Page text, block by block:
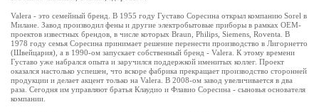
Valera - это семейный бренд. В 1955 году Густаво Соресина открыл компанию Sorel в
Милане. Завод производил фены и другие электробытовые приборы в рамках ОЕМ-
проектов известных брендов, в числе которых Braun, Philips, Siemens, Roventa. В
1978 году семья Соресина принимает решение перенести производство в Лигорнетто
(Швейцария), а в 1990-ом запускает собственный бренд - Valera. К этому времени
Густаво уже набрался опыта и заручился поддержкой именитых коллег. Проект
оказался настолько успешен, что вскоре фабрика прекращает производство сторонней
продукции и делает акцент только на Valera. В 2008-ом завод увеличивается в два
раза. Сегодня им управляют братья Клаудио и Флавио Соресина - сыновья основателя
компании.